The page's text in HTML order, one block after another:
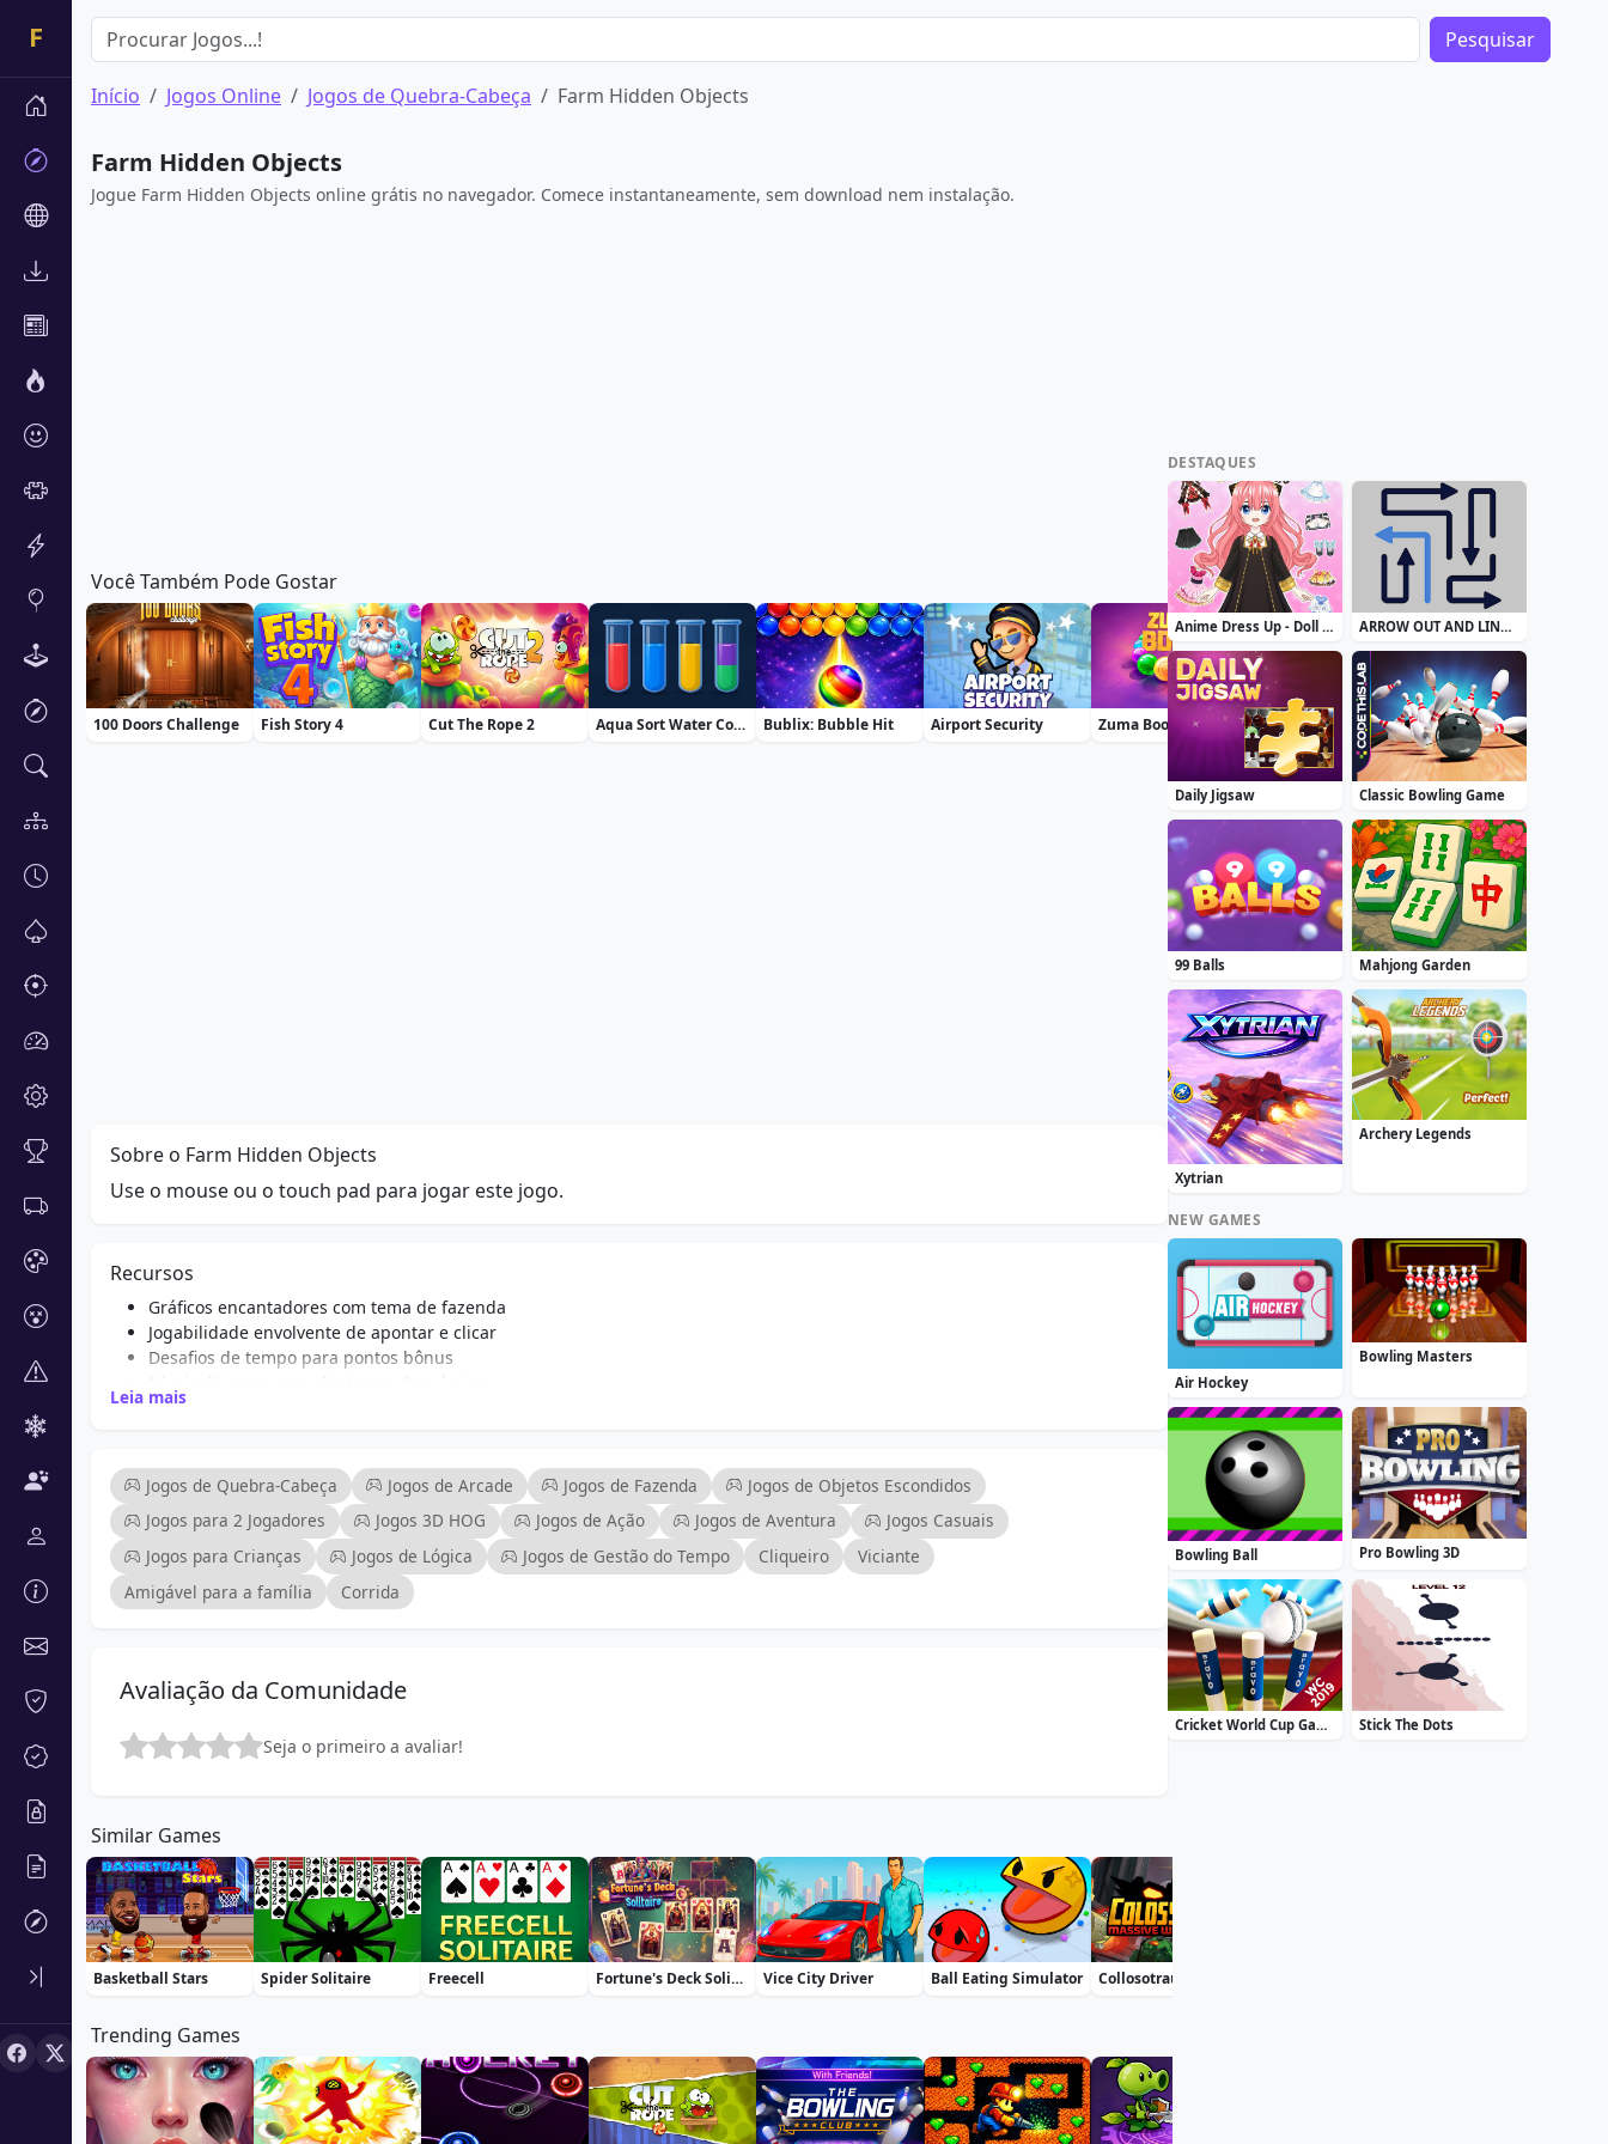
Pesquisar
Início Jogos Online Jogos de Quebra-Cabeça Farm Hidden Objects
Jogue Agora
Farm Hidden Objects
Jogue Farm Hidden Objects online grátis no navegador. Comece instantaneamente, sem download nem instalação.
Você Também Pode Gostar
100 Doors Challenge Fish Story 4 Cut The Rope 2 Aqua Sort Water Color Puzzle Bublix: Bubble Hit Airport Security Zuma Boom Treasure Seeker
Sobre o Farm Hidden Objects
Use o mouse ou o touch pad para jogar este jogo.
Recursos
Gráficos encantadores com tema de fazenda
Jogabilidade envolvente de apontar e clicar
Desafios de tempo para pontos bônus
Níveis diversos com objetos ocultos únicos
Controles amigáveis para todas as idades
Surpresas caprichosas escondidas pelos níveis
Perfeito tanto para jogar sozinho quanto para competições amigáveis
Leia mais
Jogos de Quebra-Cabeça Jogos de Arcade Jogos de Fazenda
Jogos de Objetos Escondidos
Jogos para 2 Jogadores
Jogos 3D HOG Jogos de Ação Jogos de Aventura
Jogos Casuais
Jogos para Crianças
Jogos de Lógica Jogos de Gestão do Tempo Cliqueiro
Viciante
Amigável para a família
Corrida
Avaliação da Comunidade
Seja o primeiro a avaliar!
Similar Games
Basketball Stars Spider Solitaire Freecell Fortune's Deck Solitaire Vice City Driver Ball Eating Simulator Collosotraun
Trending Games
DESTAQUES
Anime Dress Up - Doll Dress Up ARROW OUT AND LINKER
Daily Jigsaw Classic Bowling Game
99 Balls Mahjong Garden
Xytrian
Archery Legends
NEW GAMES
Air Hockey
Bowling Masters
Bowling Ball Pro Bowling 3D
Cricket World Cup Game 2019 Mini Ground Cricke Stick The Dots